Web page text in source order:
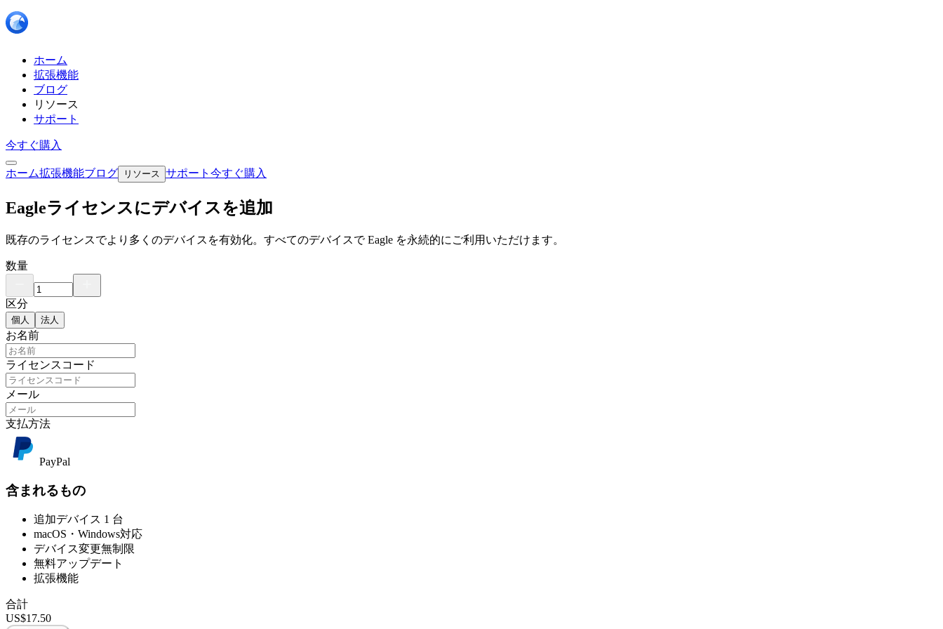
ホーム
拡張機能
ブログ
リソース
サポート
今すぐ購入
ホーム拡張機能ブログ リソース サポート 今すぐ購入
Eagleライセンスにデバイスを追加
既存のライセンスでより多くのデバイスを有効化。すべてのデバイスで Eagle を永続的にご利用いただけます。
数量
区分
個人 法人
お名前
ライセンスコード
メール
支払方法
PayPal
含まれるもの
追加デバイス 1 台
macOS・Windows対応
デバイス変更無制限
無料アップデート
拡張機能
合計
US$17.50